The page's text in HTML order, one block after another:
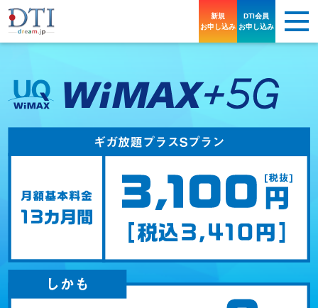
新規
お申し込み
DTI会員
お申し込み